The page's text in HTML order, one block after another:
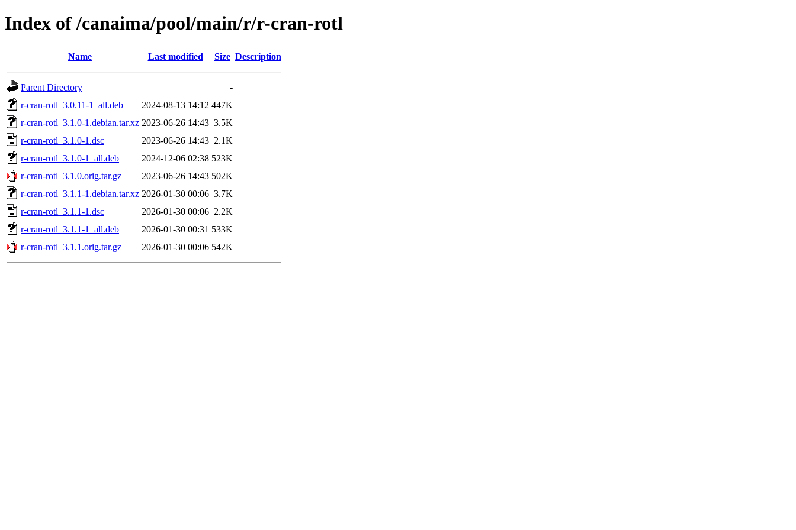
Index of /canaima/pool/main/r/r-cran-rotl
Name Last modified Size Description
Parent Directory
-
r-cran-rotl_3.0.11-1_all.deb
2024-08-13 14:12 447K
r-cran-rotl_3.1.0-1.debian.tar.xz 2023-06-26 14:43 3.5K
r-cran-rotl_3.1.0-1.dsc
2023-06-26 14:43 2.1K
r-cran-rotl_3.1.0-1_all.deb
2024-12-06 02:38 523K
r-cran-rotl_3.1.0.orig.tar.gz
2023-06-26 14:43 502K
r-cran-rotl_3.1.1-1.debian.tar.xz 2026-01-30 00:06 3.7K
r-cran-rotl_3.1.1-1.dsc
2026-01-30 00:06 2.2K
r-cran-rotl_3.1.1-1_all.deb
2026-01-30 00:31 533K
r-cran-rotl_3.1.1.orig.tar.gz
2026-01-30 00:06 542K